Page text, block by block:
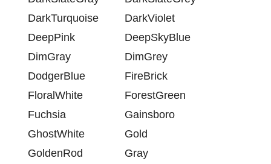
DarkTurquoise
DarkViolet
DeepPink
DeepSkyBlue
DimGray
DimGrey
DodgerBlue
FireBrick
FloralWhite
ForestGreen
Fuchsia
Gainsboro
GhostWhite
Gold
GoldenRod
Gray